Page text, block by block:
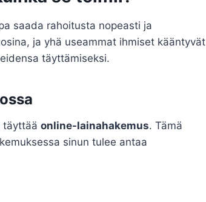
saada rahoitusta nopeasti ja
ja yhä useammat ihmiset kääntyvät
täyttämiseksi.
täyttää online-lainahakemus. Tämä
sinun tulee antaa